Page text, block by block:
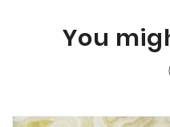
You